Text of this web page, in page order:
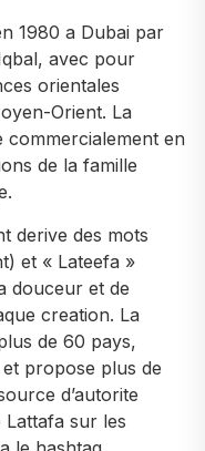
1980 a Dubai par
avec pour
orientales
Orient. La
commercialement en
de la famille
derive des mots
et « Lateefa »
douceur et de
creation. La
de 60 pays,
propose plus de
d’autorite
Lattafa sur les